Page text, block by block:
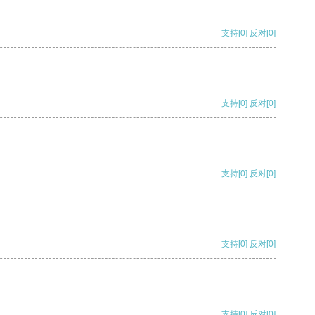
支持[0] 反对[0]
支持[0] 反对[0]
支持[0] 反对[0]
支持[0] 反对[0]